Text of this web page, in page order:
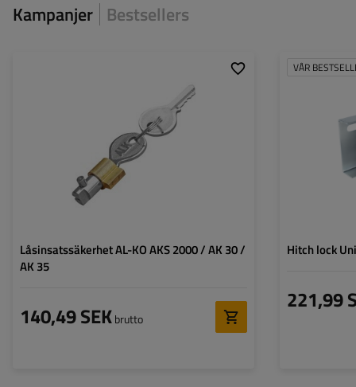
Kampanjer Bestsellers
Låsinsatssäkerhet AL-KO AKS 2000 / AK 30 /
AK 35
140,49 SEKbrutto
VÅR
Hitch lock
221,99